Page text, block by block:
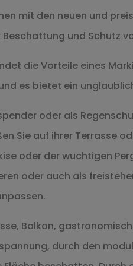
mit den neuen und
Beschattung und Schutz
die Vorteile eines
es bietet ein
oder als
Sie auf ihrer Terrasse
oder der wuchtigen
oder auch als
Balkon,
durch den